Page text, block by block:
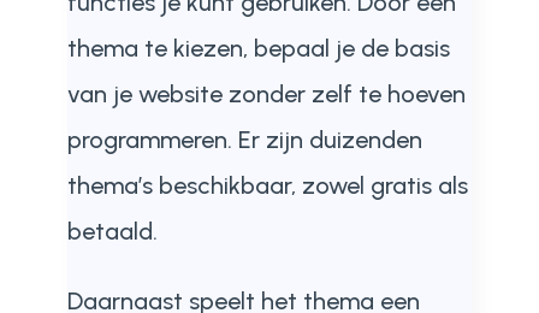
thema te kiezen, bepaal je de basis
van je website zonder zelf te hoeven
programmeren. Er zijn duizenden
thema’s beschikbaar, zowel gratis als
betaald.
Daarnaast speelt het thema een